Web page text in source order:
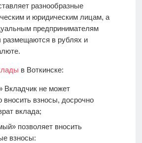
разнообразные
и юридическим лицам, а
предпринимателям
в рублях и
в Воткинске:
Вкладчик не может
вносить взносы, досрочно
вклада;
позволяет вносить
взносы: